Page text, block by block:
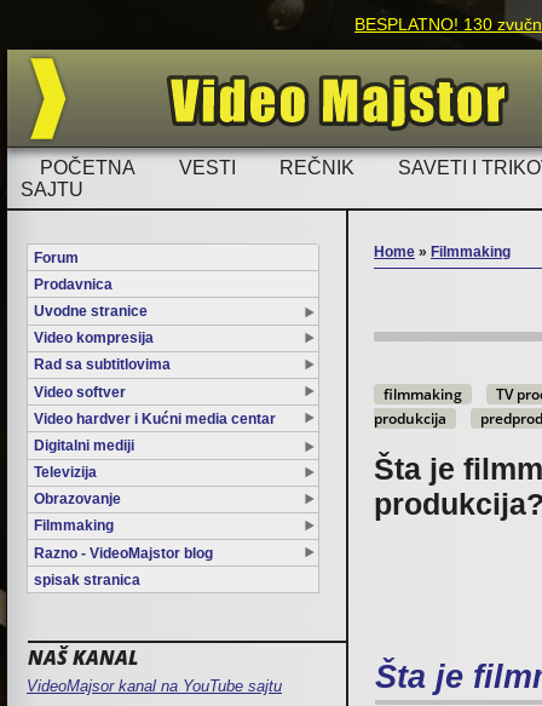
BESPLATNO! 130
POČETNA VESTI REČNIK
SAVETI I
SAJTU
Forum
Prodavnica
Uvodne stranice
Video kompresija
Rad sa subtitlovima
Video softver
Video hardver i Kućni media centar
Digitalni mediji
Televizija
Obrazovanje
Filmmaking
Razno - VideoMajstor blog
spisak stranica
NAŠ KANAL
VideoMajsor kanal na YouTube sajtu
Home » Filmmaking
filmmaking
TV
produkcija
Šta je
Šta je